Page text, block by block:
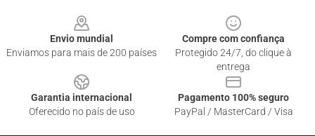
Envio mundial
Enviamos para mais de 200 países
Compre com confiança
Protegido 24/7, do clique à
entrega
Garantia internacional
Oferecido no país de uso
Pagamento 100% seguro
PayPal / MasterCard / Visa